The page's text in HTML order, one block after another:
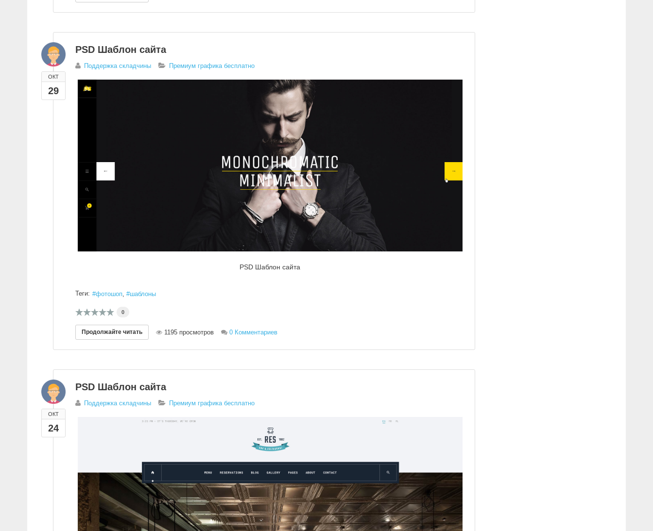
ОКТ
29
PSD Шаблон сайта
Поддержка складчины Премиум графика бесплатно
PSD Шаблон сайта
Теги: фотошоп шаблоны
0
Продолжайте читать 1195 просмотров 0 Комментариев
ОКТ
24
PSD Шаблон сайта
Поддержка складчины Премиум графика бесплатно
Забыли пароль?